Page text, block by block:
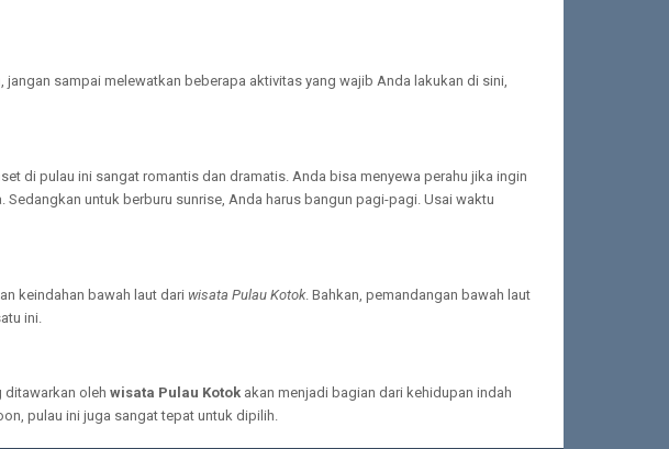
sampai melewatkan beberapa aktivitas yang wajib Anda lakukan di sini,
di pulau ini sangat romantis dan dramatis. Anda bisa menyewa perahu jika ingin
untuk berburu sunrise, Anda harus bangun pagi-pagi. Usai waktu
keindahan bawah laut dari wisata Pulau Kotok. Bahkan, pemandangan bawah laut
ini.
ditawarkan oleh wisata Pulau Kotok akan menjadi bagian dari kehidupan indah
pulau ini juga sangat tepat untuk dipilih.